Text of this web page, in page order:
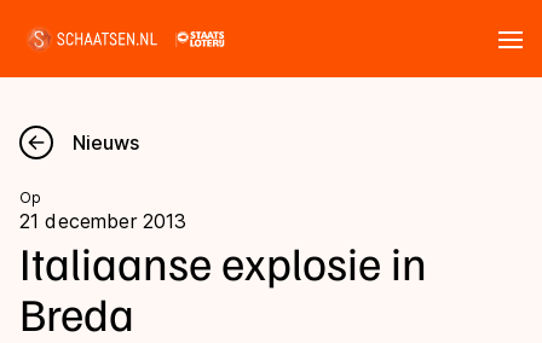
Nieuws
Kalender
Disciplines
Nieuws
Op
21 december 2013
Italiaanse explosie in
Breda